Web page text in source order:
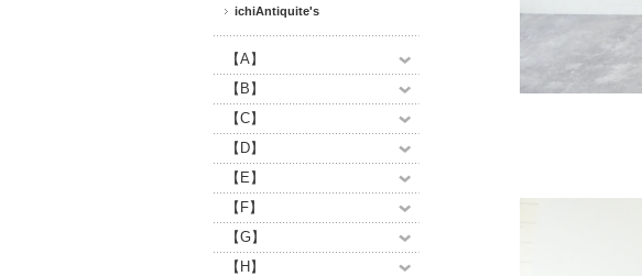
ichiAntiquite's
【A】
【B】
【C】
【D】
【E】
【F】
【G】
【H】